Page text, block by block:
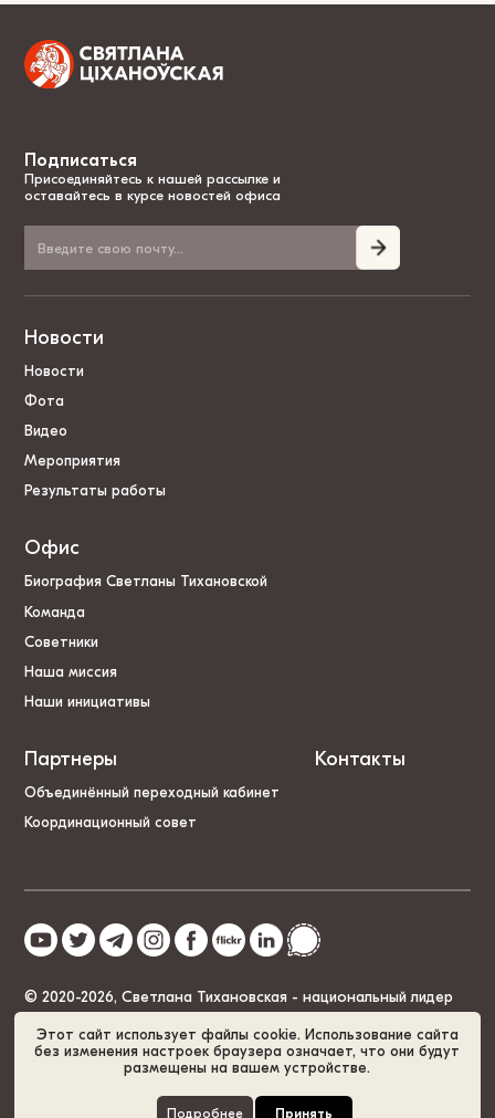
Этот сайт использует файлы cookie. Использование сайта
без изменения настроек браузера означает, что они будут
размещены на вашем устройстве.
Подробнее Принять
Подписаться
Присоединяйтесь к нашей рассылке и
оставайтесь в курсе новостей офиса
Новости
Новости
Фота
Видео
Мероприятия
Результаты работы
Офис
Биография Светланы Тихановской
Команда
Советники
Наша миссия
Наши инициативы
Партнеры
Объединённый переходный кабинет
Координационный совет
Контакты
© 2020-2026, Светлана Тихановская - национальный лидер